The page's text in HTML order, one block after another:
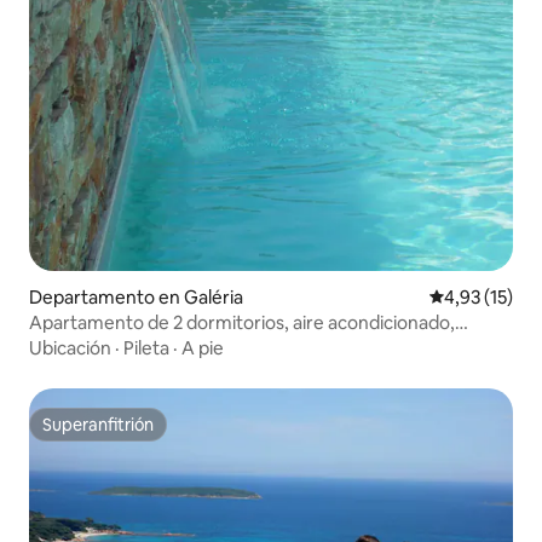
Departamento en Galéria Calificación
4,93 (15)
Apartamento de 2 dormitorios, aire acondicionado,
piscina
Ubicación · Pileta · A pie
Superanfitrión
Superanfitrión